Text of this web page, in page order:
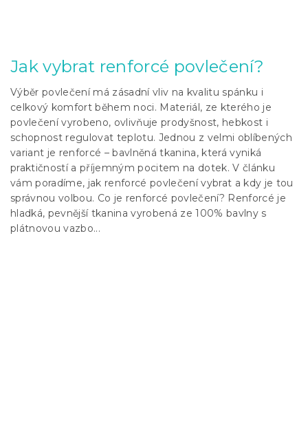
Jak vybrat renforcé povlečení?
Výběr povlečení má zásadní vliv na kvalitu spánku i
celkový komfort během noci. Materiál, ze kterého je
povlečení vyrobeno, ovlivňuje prodyšnost, hebkost i
schopnost regulovat teplotu. Jednou z velmi oblíbených
variant je renforcé – bavlněná tkanina, která vyniká
praktičností a příjemným pocitem na dotek. V článku
vám poradíme, jak renforcé povlečení vybrat a kdy je tou
správnou volbou. Co je renforcé povlečení? Renforcé je
hladká, pevnější tkanina vyrobená ze 100% bavlny s
plátnovou vazbo...